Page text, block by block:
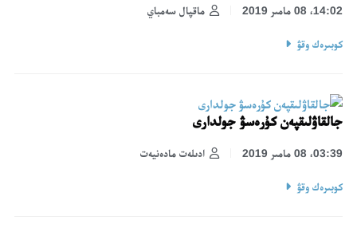
ماقپال سەمباي 14:02، 08 مامىر 2019
كوبىرەك وقۋ
جالقاۋلىقپەن كۇرەسۋ جولدارى
ادىلەت مادەنيەت 03:39، 08 مامىر 2019
كوبىرەك وقۋ